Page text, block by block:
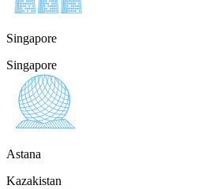
Singapore
Singapore
Astana
Kazakistan